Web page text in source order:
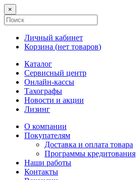
×
Личный кабинет
Корзина (нет товаров)
Каталог
Сервисный центр
Онлайн-кассы
Тахографы
Новости и акции
Лизинг
О компании
Покупателям
Доставка и оплата товара
Программы кредитования
Наши работы
Контакты